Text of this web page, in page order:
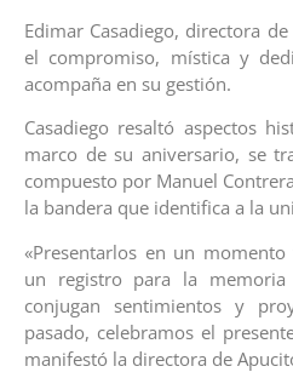
Edimar Casadiego, directora
el compromiso, mística y
acompaña en su gestión.
Casadiego resaltó aspectos
marco de su aniversario, se
compuesto por Manuel
la bandera que identifica a la
«Presentarlos en un
un registro para la
conjugan sentimientos y
pasado, celebramos el
manifestó la directora de